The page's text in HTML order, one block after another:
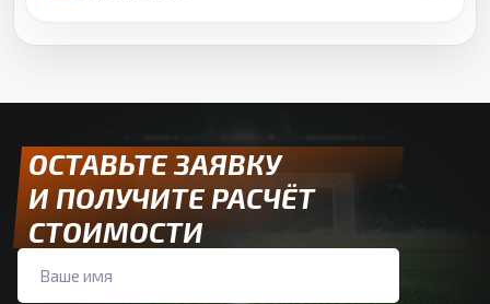
ОСТАВЬТЕ ЗАЯВКУ
И ПОЛУЧИТЕ РАСЧЁТ
СТОИМОСТИ